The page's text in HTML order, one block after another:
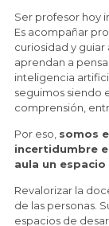
Ser profesor hoy
Es acompañar
curiosidad y guiar
aprendan a
inteligencia
seguimos siendo
comprensión,
Por eso, somos
incertidumbre
aula un
Revalorizar la
de las personas.
espacios de